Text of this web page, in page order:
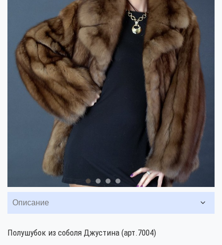
Описание
Полушубок из соболя Джустина (арт.7004)